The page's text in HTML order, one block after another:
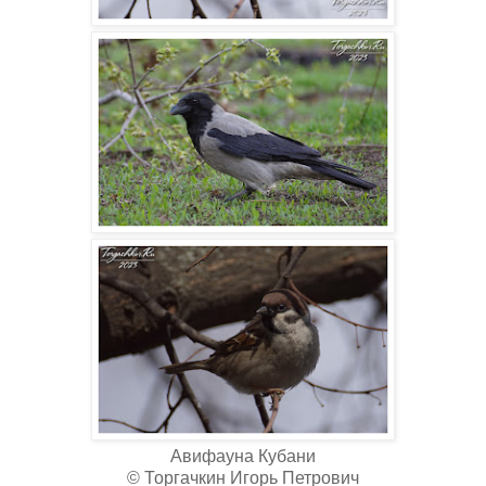
Авифауна Кубани
© Торгачкин Игорь Петрович